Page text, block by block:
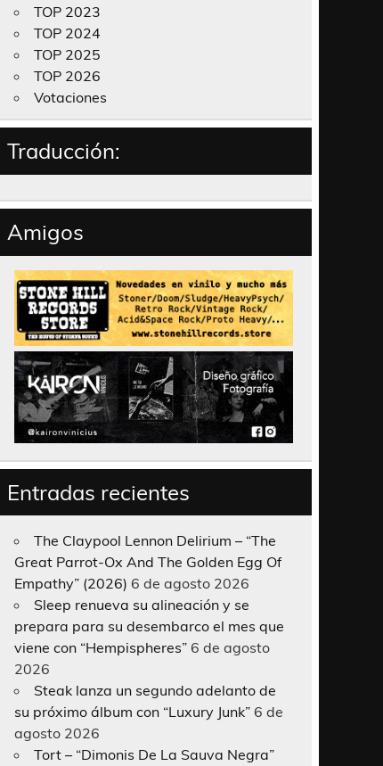
TOP 2023
TOP 2024
TOP 2025
TOP 2026
Votaciones
Traducción:
Amigos
Entradas recientes
The Claypool Lennon Delirium – “The
Great Parrot-Ox And The Golden Egg Of
Empathy” (2026) 6 de agosto 2026
Sleep renueva su alineación y se
prepara para su desembarco el mes que
viene con “Hempispheres” 6 de agosto
2026
Steak lanza un segundo adelanto de
su próximo álbum con “Luxury Junk” 6 de
agosto 2026
Tort – “Dimonis De La Sauva Negra”